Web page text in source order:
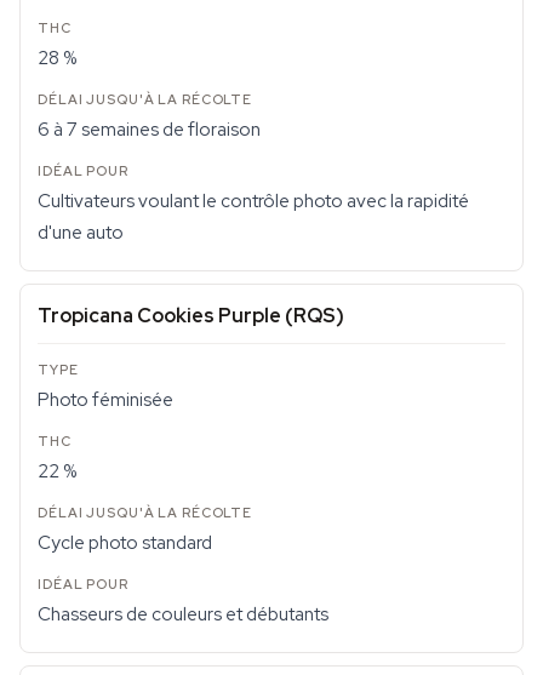
28 %
6 à 7 semaines de floraison
Cultivateurs voulant le contrôle photo avec la rapidité
d'une auto
Tropicana Cookies Purple (RQS)
Photo féminisée
22 %
Cycle photo standard
Chasseurs de couleurs et débutants